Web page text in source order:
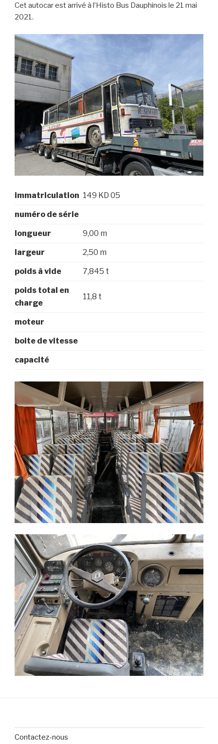
Cet autocar est arrivé à l’Histo Bus Dauphinois le 21 mai
2021.
immatriculation 149 KD 05
numéro de série
longueur 9,00 m
largeur 2,50 m
poids à vide 7,845 t
poids total en
charge
11,8 t
moteur
boite de vitesse
capacité
Contactez-nous